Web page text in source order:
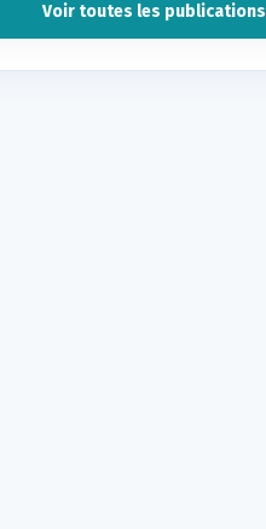
Voir toutes les publications